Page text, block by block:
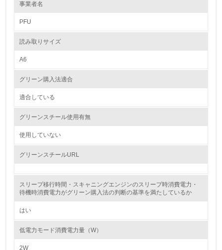
環境取り組み体制と成果を定期的に検証して次の活動に活
境対策を理解し、実践している
事業者名
PFU
読み取りサイズ
A6
グリーン購入法適合
適合している
グリーンスチール使用有無
使用していない
グリーンスチールURL
スリープ移行時間・スキャニングエンジンのスリープ時消費電力・
待機時消費電力がグリーン購入法の判断の基準を満たしているか
はい
低電力モード消費電力量（W）
2W